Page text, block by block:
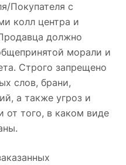
Покупателя с
колл центра и
должно
морали и
Строго запрещено
слов, брани,
а также угроз и
от того, в каком виде